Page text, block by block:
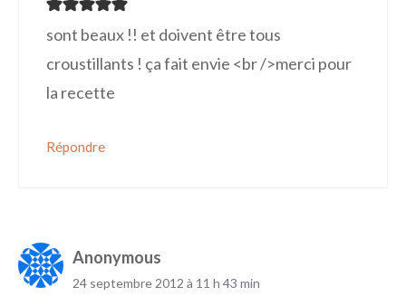
sont beaux !! et doivent être tous
croustillants ! ça fait envie <br />merci pour
la recette
Répondre
Anonymous
24 septembre 2012 à 11 h 43 min